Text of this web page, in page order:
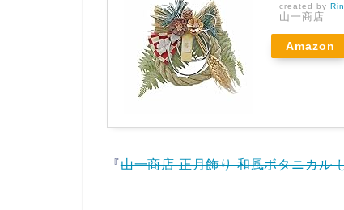
created by
山一商店
Amazon
『山一商店 正月飾り 和風ボタニカル